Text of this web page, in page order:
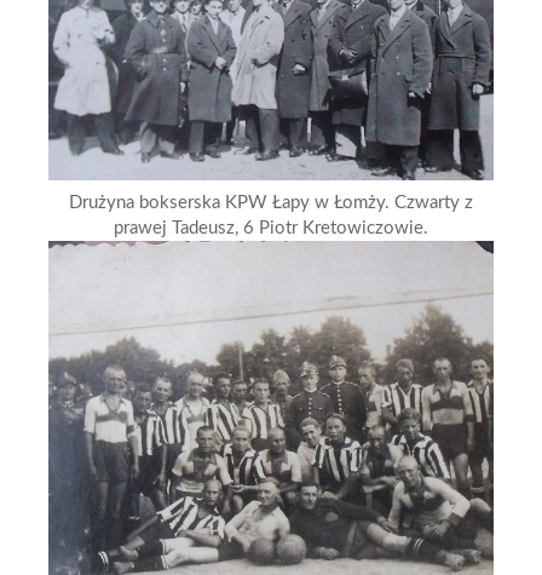
Drużyna bokserska KPW Łapy w Łomży. Czwarty z
prawej Tadeusz, 6 Piotr Kretowiczowie.